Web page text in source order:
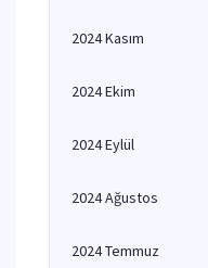
2024 Kasım
2024 Ekim
2024 Eylül
2024 Ağustos
2024 Temmuz